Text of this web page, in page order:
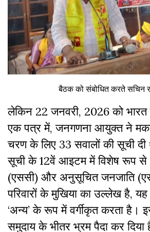
बैठक को संबोधित करते सचिन
लेकिन 22 जनवरी, 2026 को
एक पत्र में, जनगणना आयुक्त ने
चरण के लिए 33 सवालों की सूची
सूची के 12वें आइटम में विशेष रूप से
(एससी) और अनुसूचित जनजाति
परिवारों के मुखिया का उल्लेख है,
‘अन्य’ के रूप में वर्गीकृत करता है।
समुदाय के भीतर भ्रम पैदा कर